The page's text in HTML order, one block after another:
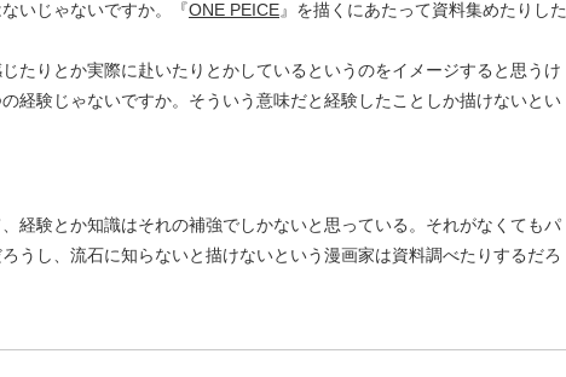
いじゃないですか。『ONE PEICE』を描くにあたって資料集めたりした
たりとか実際に赴いたりとかしているというのをイメージすると思うけ
経験じゃないですか。そういう意味だと経験したことしか描けないとい
経験とか知識はそれの補強でしかないと思っている。それがなくてもパ
うし、流石に知らないと描けないという漫画家は資料調べたりするだろ